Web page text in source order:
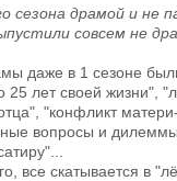
сезона драмой и не
совсем не
даже в 1 сезоне
25 лет своей жизни",
"конфликт
вопросы и
все скатывается в